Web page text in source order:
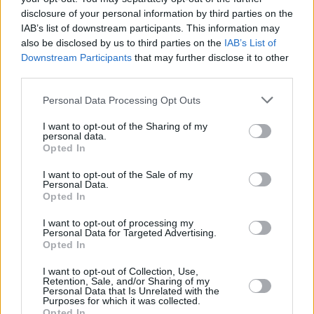
disclosure of your personal information by third parties on the
IAB’s list of downstream participants. This information may
also be disclosed by us to third parties on the IAB’s List of
Downstream Participants that may further disclose it to other
Please note that this website/app uses one or more Google
not limited to your visit or usage behaviour. You may click to
grant or deny consent to Google and its third-party tags to
use your data for below specified purposes in below Google
consent section.
Personal Data Processing Opt Outs
I want to opt-out of the Sharing of my
personal data.
Opted In
I want to opt-out of the Sale of my
Personal Data.
Opted In
I want to opt-out of processing my
Personal Data for Targeted Advertising.
Opted In
I want to opt-out of Collection, Use,
Retention, Sale, and/or Sharing of my
Personal Data that Is Unrelated with the
Purposes for which it was collected.